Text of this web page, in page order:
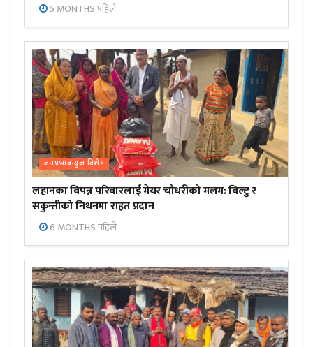
5 MONTHS पहिले
जनप्रभाबन्युज विशेष
लहानका विपन्न परिवारलाई मेयर चौधरीको मलम: विल्टु र
सकुन्तीको निधनमा राहत प्रदान
6 MONTHS पहिले